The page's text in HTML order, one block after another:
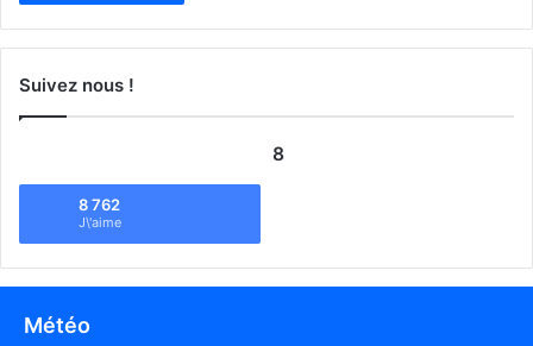
Suivez nous !
8
8 762
J\'aime
Météo